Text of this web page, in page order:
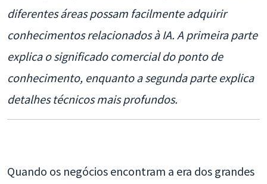
diferentes áreas possam facilmente adquirir
conhecimentos relacionados à IA. A primeira parte
explica o significado comercial do ponto de
conhecimento, enquanto a segunda parte explica
detalhes técnicos mais profundos.
Quando os negócios encontram a era dos grandes